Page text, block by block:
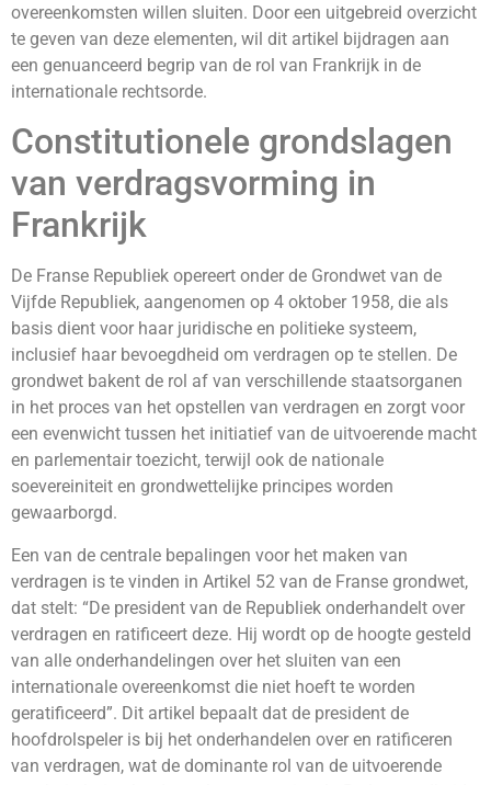
overeenkomsten willen sluiten. Door een uitgebreid overzicht
te geven van deze elementen, wil dit artikel bijdragen aan
een genuanceerd begrip van de rol van Frankrijk in de
internationale rechtsorde.
Constitutionele grondslagen
van verdragsvorming in
Frankrijk
De Franse Republiek opereert onder de Grondwet van de
Vijfde Republiek, aangenomen op 4 oktober 1958, die als
basis dient voor haar juridische en politieke systeem,
inclusief haar bevoegdheid om verdragen op te stellen. De
grondwet bakent de rol af van verschillende staatsorganen
in het proces van het opstellen van verdragen en zorgt voor
een evenwicht tussen het initiatief van de uitvoerende macht
en parlementair toezicht, terwijl ook de nationale
soevereiniteit en grondwettelijke principes worden
gewaarborgd.
Een van de centrale bepalingen voor het maken van
verdragen is te vinden in Artikel 52 van de Franse grondwet,
dat stelt: “De president van de Republiek onderhandelt over
verdragen en ratificeert deze. Hij wordt op de hoogte gesteld
van alle onderhandelingen over het sluiten van een
internationale overeenkomst die niet hoeft te worden
geratificeerd”. Dit artikel bepaalt dat de president de
hoofdrolspeler is bij het onderhandelen over en ratificeren
van verdragen, wat de dominante rol van de uitvoerende